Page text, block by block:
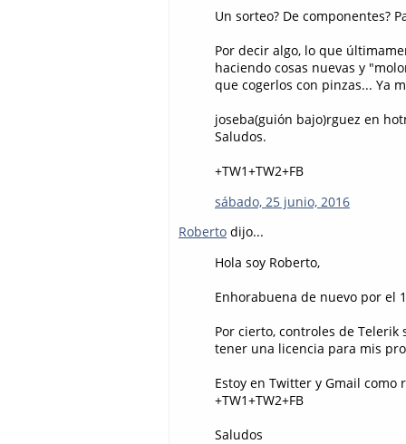
Un sorteo? De componentes?
Por decir algo, lo que
haciendo cosas nuevas y
que cogerlos con pinzas... Ya
joseba(guión bajo)rguez en
Saludos.
+TW1+TW2+FB
sábado, 25 junio, 2016
Roberto dijo...
Hola soy Roberto,
Enhorabuena de nuevo por el
Por cierto, controles de
tener una licencia para mis
Estoy en Twitter y Gmail como
+TW1+TW2+FB
Saludos